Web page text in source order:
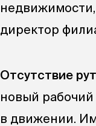
недвижимости,
директор
Отсутствие
новый
в движении.